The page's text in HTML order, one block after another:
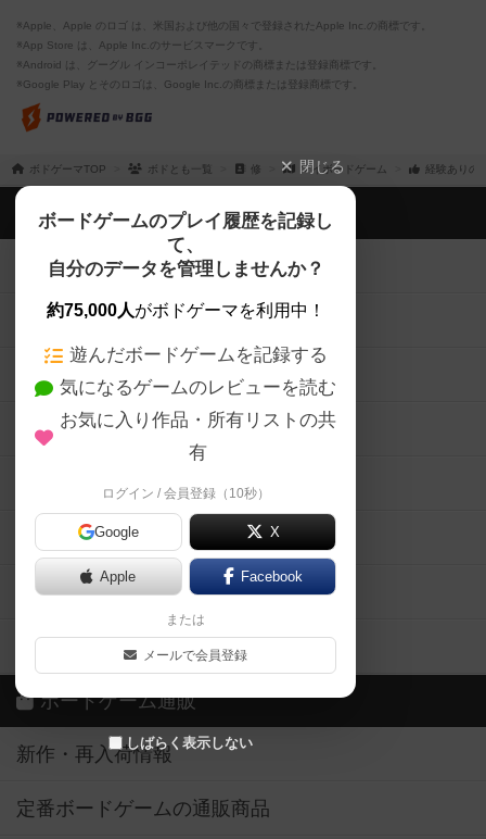
※Apple、Apple のロゴ は、米国および他の国々で登録されたApple Inc.の商標です。
※App Store は、Apple Inc.のサービスマークです。
※Android は、グーグル インコーポレイテッドの商標または登録商標です。
※Google Play とそのロゴは、Google Inc.の商標または登録商標です。
ボドゲーマTOP ボドとも一覧 修 マイボードゲーム 経験ありの
閉じる
ボードゲームのプレイ履歴を記録し
て、
自分のデータを管理しませんか？
約75,000人がボドゲーマを利用中！
遊んだボードゲームを記録する
気になるゲームのレビューを読む
お気に入り作品・所有リストの共
有
ログイン / 会員登録（10秒）
Google X
Apple Facebook
または
メールで会員登録
しばらく表示しない
ボドゲーマTOP
ボードゲームを検索する
ボードゲームの新着レビュー
ボードゲーム会情報
メカニクス特集
掲示板・トピックス
ボドとも・会員一覧
ボードゲーム業界コラム
ボドゲーマご利用案内
ボードゲーム通販
新作・再入荷情報
定番ボードゲームの通販商品